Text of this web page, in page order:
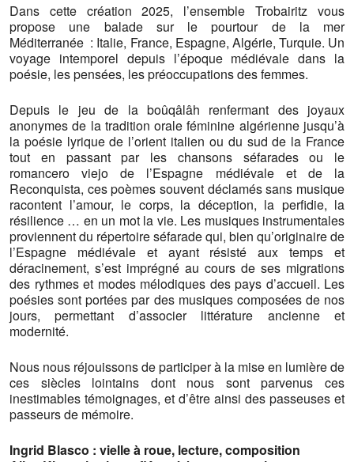
Dans cette création 2025, l’ensemble Trobairitz vous
propose une balade sur le pourtour de la mer
Méditerranée : Italie, France, Espagne, Algérie, Turquie. Un
voyage intemporel depuis l’époque médiévale dans la
poésie, les pensées, les préoccupations des femmes.
Depuis le jeu de la boûqâlâh renfermant des joyaux
anonymes de la tradition orale féminine algérienne jusqu’à
la poésie lyrique de l’orient italien ou du sud de la France
tout en passant par les chansons séfarades ou le
romancero viejo de l’Espagne médiévale et de la
Reconquista, ces poèmes souvent déclamés sans musique
racontent l’amour, le corps, la déception, la perfidie, la
résilience … en un mot la vie. Les musiques instrumentales
proviennent du répertoire séfarade qui, bien qu’originaire de
l’Espagne médiévale et ayant résisté aux temps et
déracinement, s’est imprégné au cours de ses migrations
des rythmes et modes mélodiques des pays d’accueil. Les
poésies sont portées par des musiques composées de nos
jours, permettant d’associer littérature ancienne et
modernité.
Nous nous réjouissons de participer à la mise en lumière de
ces siècles lointains dont nous sont parvenus ces
inestimables témoignages, et d’être ainsi des passeuses et
passeurs de mémoire.
Ingrid Blasco : vielle à roue, lecture, composition